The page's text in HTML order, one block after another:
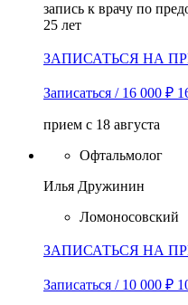
запись к врачу по
25 лет
ЗАПИСАТЬСЯ НА
Записаться / 16 000 ₽
прием с 18 августа
Офтальмолог
Илья Дружинин
Ломоносовский
ЗАПИСАТЬСЯ НА
Записаться / 10 000 ₽